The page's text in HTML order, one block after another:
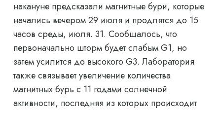
накануне предсказали магнитные бури, которые
начались вечером 29 июля и продлятся до 15
часов среды, июля. 31. Сообщалось, что
первоначально шторм будет слабым G1, но
затем усилится до высокого G3. Лаборатория
также связывает увеличение количества
магнитных бурь с 11 годами солнечной
активности, последняя из которых происходит